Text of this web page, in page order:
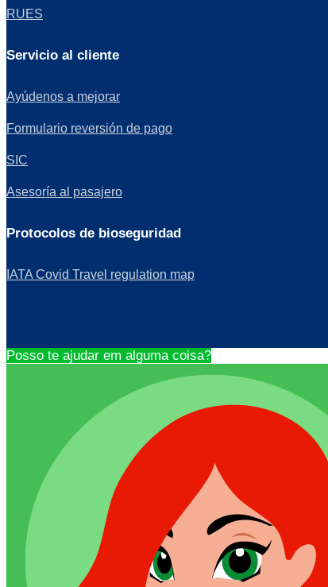
RUES
Servicio al cliente
Ayúdenos a mejorar
Formulario reversión de pago
SIC
Asesoría al pasajero
Protocolos de bioseguridad
IATA Covid Travel regulation map
Posso te ajudar em alguma coisa?